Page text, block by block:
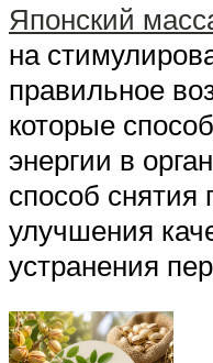
Японский
на
правильное
которые
энергии в
способ снятия
улучшения
устранения